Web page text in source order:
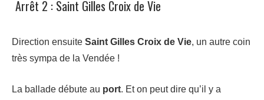
Arrêt 2 : Saint Gilles Croix de Vie
Direction ensuite Saint Gilles Croix de Vie, un autre coin
très sympa de la Vendée !
La ballade débute au port. Et on peut dire qu’il y a